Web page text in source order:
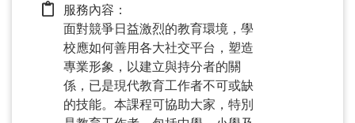
服務內容：
面對競爭日益激烈的教育環境，學
校應如何善用各大社交平台，塑造
專業形象，以建立與持分者的關
係，已是現代教育工作者不可或缺
的技能。本課程可協助大家，特別